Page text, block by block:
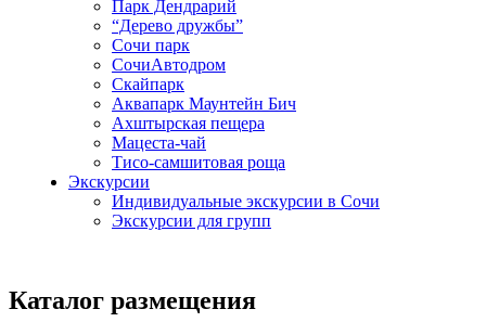
Парк Дендрарий
“Дерево дружбы”
Сочи парк
СочиАвтодром
Скайпарк
Аквапарк Маунтейн Бич
Ахштырская пещера
Мацеста-чай
Тисо-самшитовая роща
Экскурсии
Индивидуальные экскурсии в Сочи
Экскурсии для групп
Каталог размещения